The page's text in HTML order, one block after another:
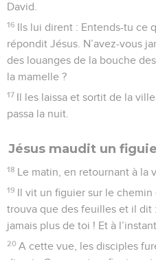
David.
16 Ils lui dirent : Entends-tu ce
répondit Jésus. N’avez-vous
des louanges de la bouche
la mamelle ?
17 Il les laissa et sortit de la
passa la nuit.
Jésus maudit un
18 Le matin, en retournant à la
19 Il vit un figuier sur le chemin
trouva que des feuilles et il dit
jamais plus de toi ! Et à
20 A cette vue, les disciples